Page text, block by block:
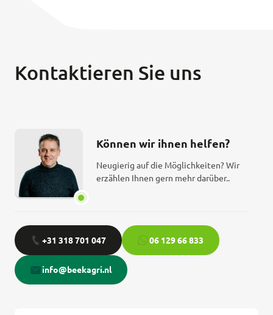
Kontaktieren Sie uns
Können wir ihnen helfen?
Neugierig auf die Möglichkeiten? Wir
erzählen Ihnen gern mehr darüber..
+31 318 701 047 06 129 66 833
info@beekagri.nl